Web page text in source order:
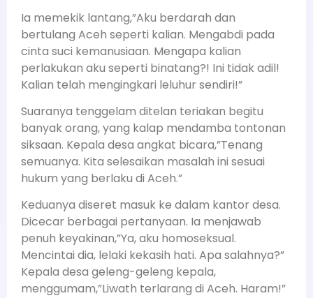
Ia memekik lantang,”Aku berdarah dan
bertulang Aceh seperti kalian. Mengabdi pada
cinta suci kemanusiaan. Mengapa kalian
perlakukan aku seperti binatang?! Ini tidak adil!
Kalian telah mengingkari leluhur sendiri!”
Suaranya tenggelam ditelan teriakan begitu
banyak orang, yang kalap mendamba tontonan
siksaan. Kepala desa angkat bicara,”Tenang
semuanya. Kita selesaikan masalah ini sesuai
hukum yang berlaku di Aceh.”
Keduanya diseret masuk ke dalam kantor desa.
Dicecar berbagai pertanyaan. Ia menjawab
penuh keyakinan,”Ya, aku homoseksual.
Mencintai dia, lelaki kekasih hati. Apa salahnya?”
Kepala desa geleng-geleng kepala,
menggumam,”Liwath terlarang di Aceh. Haram!”